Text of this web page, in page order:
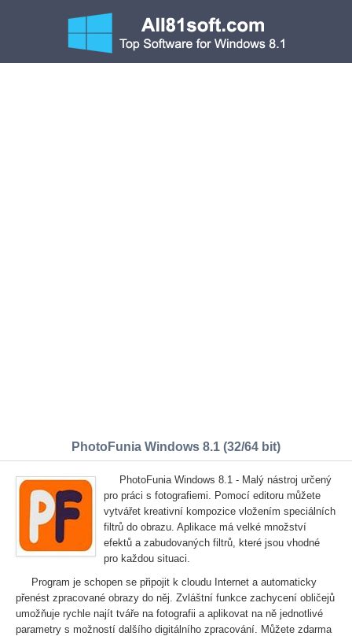
PhotoFunia Windows 8.1 (32/64 bit)
PhotoFunia Windows 8.1 - Malý nástroj určený
pro práci s fotografiemi. Pomocí editoru můžete
vytvářet kreativní kompozice vložením speciálních
filtrů do obrazu. Aplikace má velké množství
efektů a zabudovaných filtrů, které jsou vhodné
pro každou situaci.
Program je schopen se připojit k cloudu Internet a automaticky
přenést zpracované obrazy do něj. Zvláštní funkce zachycení obličejů
umožňuje rychle najít tváře na fotografii a aplikovat na ně jednotlivé
parametry s možností dalšího digitálního zpracování. Můžete zdarma